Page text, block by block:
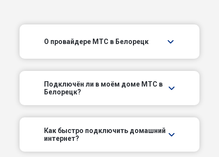
Метизный пер
Николаевский пер
Парковый пер
Первый пер
О провайдере МТС в Белорецк
Подключëн ли в моём доме МТС в
Белорецк?
Как быстро подключить домашний
интернет?